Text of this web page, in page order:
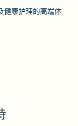
健康护理的高端体